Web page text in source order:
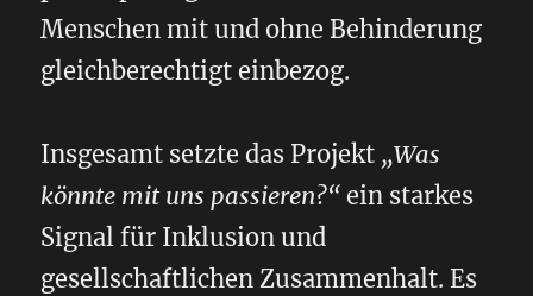
Menschen mit und ohne Behinderung
gleichberechtigt einbezog.
Insgesamt setzte das Projekt „Was
könnte mit uns passieren?“ ein starkes
Signal für Inklusion und
gesellschaftlichen Zusammenhalt. Es